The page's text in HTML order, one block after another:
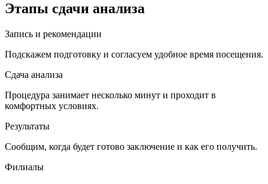
Этапы сдачи анализа
Запись и рекомендации
Подскажем подготовку и согласуем удобное время посещения.
Сдача анализа
Процедура занимает несколько минут и проходит в
комфортных условиях.
Результаты
Сообщим, когда будет готово заключение и как его получить.
Филиалы